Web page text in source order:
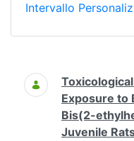
Intervallo
Ricerca
Exposure to
Bis(2-
Juvenile